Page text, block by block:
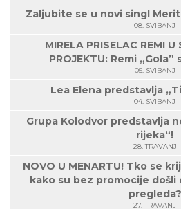
Zaljubite se u novi singl
08. SVIBANJ
MIRELA PRISELAC REMI
PROJEKTU: Remi
05. SVIBANJ
Lea Elena predstavlja
04. SVIBANJ
Grupa Kolodvor predstavlja
rijeka“!
28. TRAVANJ
NOVO U MENARTU! Tko se
kako su bez promocije
pregleda?
27. TRAVANJ